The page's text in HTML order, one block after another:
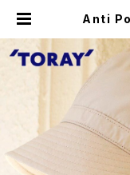
Anti
-